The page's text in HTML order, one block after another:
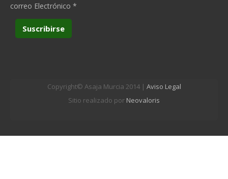
correo Electrónico *
Copyright© Asaja Murcia 2014 | Aviso Legal
Sitio realizado por Neovaloris